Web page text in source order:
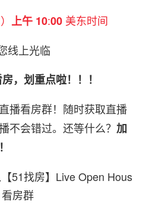
上午 10:00美东时间
线上光临
，划重点啦！！！
播看房群！随时获取直播
不会错过。还等什么？ 加
51找房】Live Open Hous
房群